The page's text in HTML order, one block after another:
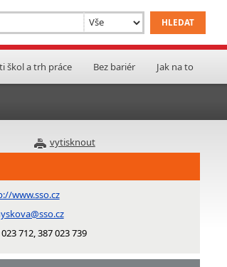
škol a trh práce Bez bariér Jak na to
vytisknout
www.sso.cz
712, 387 023 739